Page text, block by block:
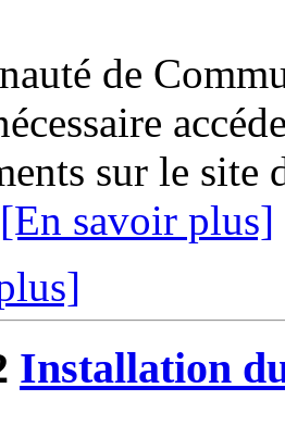
de
sur le site
[En savoir plus]
Installation